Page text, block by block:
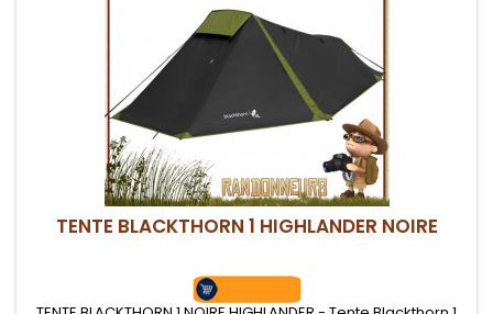
TENTE BLACKTHORN 1 HIGHLANDER NOIRE